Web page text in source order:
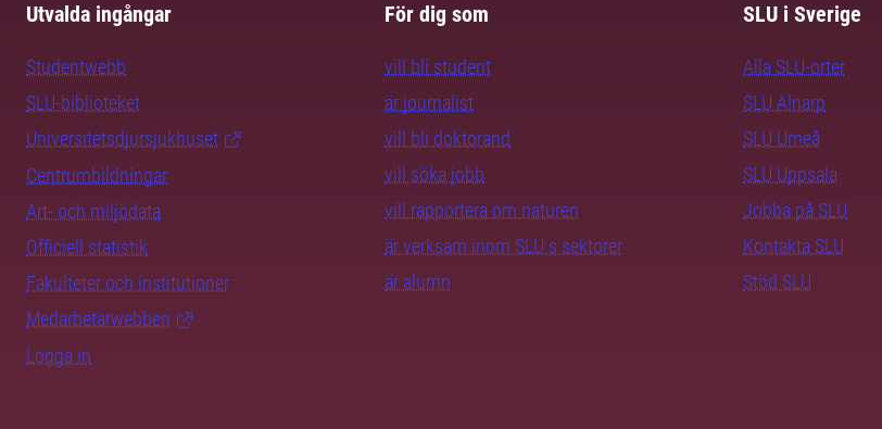
Utvalda ingångar
Studentwebb
SLU-biblioteket
Universitetsdjursjukhuset
Centrumbildningar
Art- och miljödata
Officiell statistik
Fakulteter och institutioner
Medarbetarwebben
Logga in
För dig som
vill bli student
är journalist
vill bli doktorand
vill söka jobb
vill rapportera om naturen
är verksam inom SLU:s sektorer
är alumn
SLU i Sverige
Alla SLU-orter
SLU Alnarp
SLU Umeå
SLU Uppsala
Jobba på SLU
Kontakta SLU
Stöd SLU